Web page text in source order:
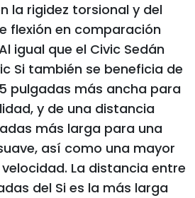
la rigidez torsional y del
flexión en comparación
igual que el Civic Sedán
Si también se beneficia de
pulgadas más ancha para
y de una distancia
más larga para una
así como una mayor
La distancia entre
del Si es la más larga